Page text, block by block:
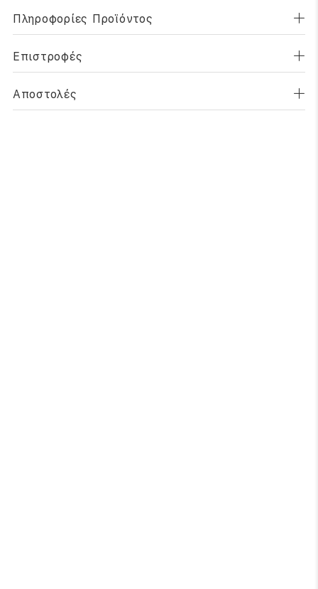
Πληροφορίες Προϊόντος
Επιστροφές
Αποστολές